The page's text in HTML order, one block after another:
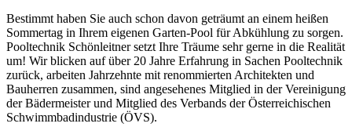
Bestimmt haben Sie auch schon davon geträumt an einem heißen
Sommertag in Ihrem eigenen Garten-Pool für Abkühlung zu sorgen.
Pooltechnik Schönleitner setzt Ihre Träume sehr gerne in die Realität
um! Wir blicken auf über 20 Jahre Erfahrung in Sachen Pooltechnik
zurück, arbeiten Jahrzehnte mit renommierten Architekten und
Bauherren zusammen, sind angesehenes Mitglied in der Vereinigung
der Bädermeister und Mitglied des Verbands der Österreichischen
Schwimmbadindustrie (ÖVS).